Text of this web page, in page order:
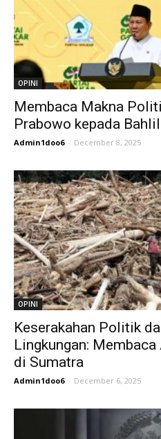
OPINI
Membaca Makna
Prabowo kepada Bahlil
Admin1doo6 - December 8, 2025
OPINI
Keserakahan Politik
Lingkungan:
di Sumatra
Admin1doo6 - December 6, 2025